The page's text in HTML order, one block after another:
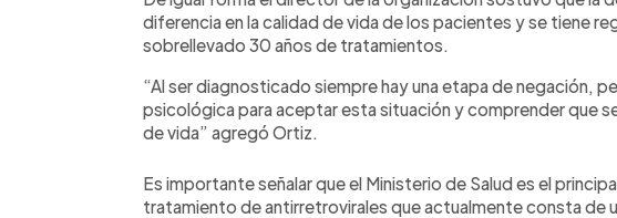
diferencia en la calidad de vida de los pacientes y se tiene
sobrellevado 30 años de tratamientos.
“Al ser diagnosticado siempre hay una etapa de negación,
psicológica para aceptar esta situación y comprender que
de vida” agregó Ortiz.
Es importante señalar que el Ministerio de Salud es el
tratamiento de antirretrovirales que actualmente consta de